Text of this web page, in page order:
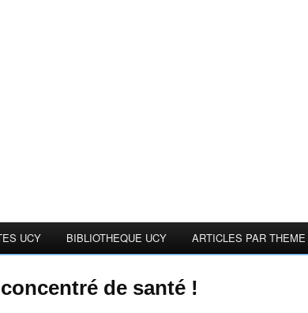
UCY BIBLIOTHEQUE UCY ARTICLES PAR THEME
de santé !